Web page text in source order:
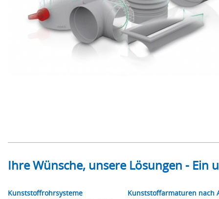
Ihre Wünsche, unsere Lösungen -
Kunststoffrohrsysteme Kunststoffarmaturen nach